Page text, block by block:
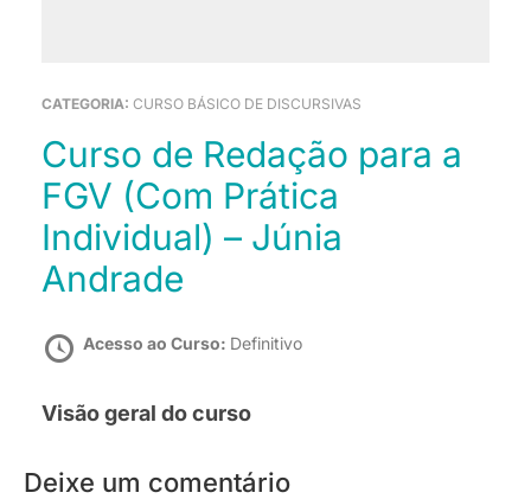
CATEGORIA: CURSO BÁSICO DE DISCURSIVAS
Curso de Redação para a
FGV (Com Prática
Individual) – Júnia
Andrade
Acesso ao Curso: Definitivo
Visão geral do curso
Deixe um comentário